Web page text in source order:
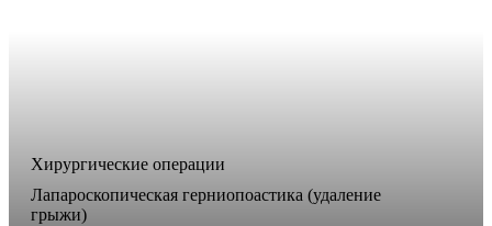
Хирургические операции
Лапароскопическая герниопоастика (удаление
грыжи)